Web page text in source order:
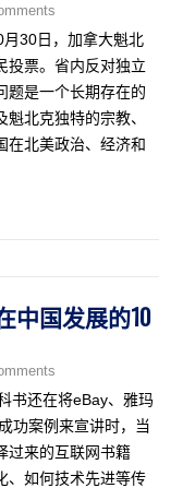
30日，加拿大魁北
投票。省内反对独立
题是一个长期存在的
北克独特的宗教、
在北美政治、经济和
中国发展的10
书还在将eBay、雅玛
功案例来宣讲时，当
过来的互联网书籍
、如何技术先进等传